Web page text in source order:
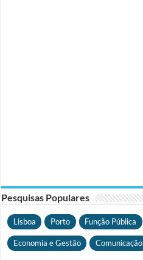
Pesquisas Populares
Lisboa Porto Função Pública
Economia e Gestão Comunicação